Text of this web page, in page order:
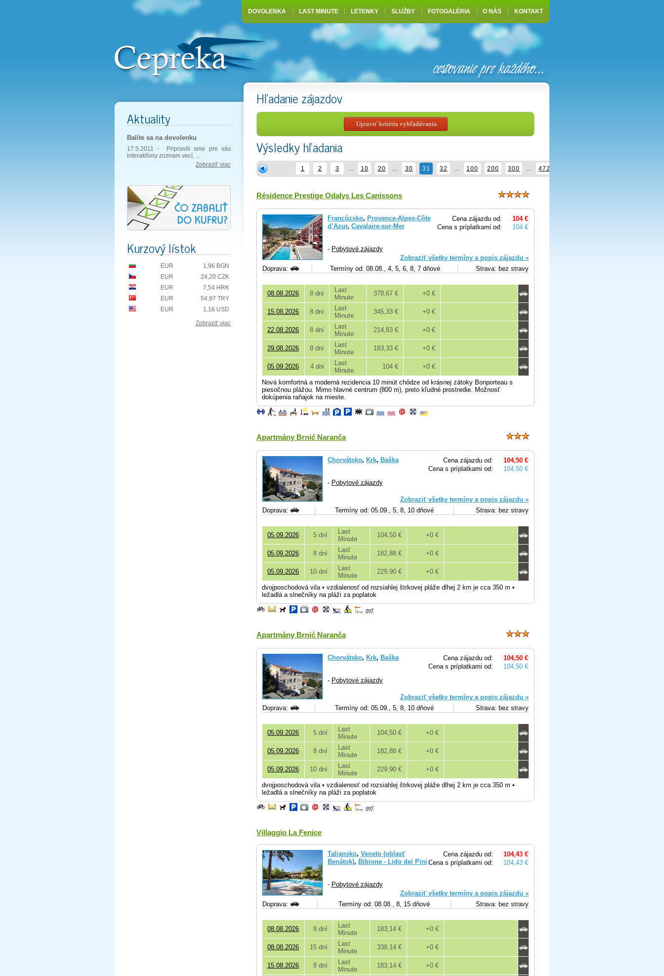
Hľadanie zájazdov
Výsledky hľadania
1 2 3 10 20 30 31 32 100 200 300 472
Résidence Prestige Odalys Les Canissons
Cena zájazdu od:
104 €
Cena s príplatkami od:
104 €
Francúzsko, Provence-Alpes-Côte
d’Azur, Cavalaire-sur-Mer
- Pobytové zájazdy
Zobraziť všetky termíny a popis zájazdu »
Doprava:
Termíny od: 08.08., 4, 5, 6, 8, 7 dňové Strava: bez stravy
08.08.2026 8 dní
Last
Minute
378,67 € +0 €
15.08.2026 8 dní
Last
Minute
345,33 € +0 €
22.08.2026 8 dní
Last
Minute
214,83 € +0 €
29.08.2026 8 dní
Last
Minute
183,33 € +0 €
05.09.2026 4 dni
Last
Minute
104 € +0 €
Nová komfortná a moderná rezidencia 10 minút chôdze od krásnej zátoky Bonporteau s
piesočnou plážou. Mimo hlavné centrum (800 m), preto kľudné prostredie. Možnosť
dokúpenia raňajok na mieste.
Apartmány Brnić Naranča
Cena zájazdu od:
104,50 €
Cena s príplatkami od:
104,50 €
Chorvátsko, Krk, Baška
- Pobytové zájazdy
Zobraziť všetky termíny a popis zájazdu »
Doprava:
Termíny od: 05.09., 5, 8, 10 dňové Strava: bez stravy
05.09.2026 5 dní
Last
Minute
104,50 € +0 €
05.09.2026 8 dní
Last
Minute
182,88 € +0 €
05.09.2026 10 dní
Last
Minute
229,90 € +0 €
dvojposchodová vila • vzdialenosť od rozsiahlej štrkovej pláže dlhej 2 km je cca 350 m •
ležadlá a slnečníky na pláži za poplatok
Apartmány Brnić Naranča
Cena zájazdu od:
104,50 €
Cena s príplatkami od:
104,50 €
Chorvátsko, Krk, Baška
- Pobytové zájazdy
Zobraziť všetky termíny a popis zájazdu »
Doprava:
Termíny od: 05.09., 5, 8, 10 dňové Strava: bez stravy
05.09.2026 5 dní
Last
Minute
104,50 € +0 €
05.09.2026 8 dní
Last
Minute
182,88 € +0 €
05.09.2026 10 dní
Last
Minute
229,90 € +0 €
dvojposchodová vila • vzdialenosť od rozsiahlej štrkovej pláže dlhej 2 km je cca 350 m •
ležadlá a slnečníky na pláži za poplatok
Villaggio La Fenice
Cena zájazdu od:
104,43 €
Cena s príplatkami od:
104,43 €
Taliansko, Veneto (oblasť
Benátok), Bibione - Lido dei Pini
- Pobytové zájazdy
Zobraziť všetky termíny a popis zájazdu »
Doprava:
Termíny od: 08.08., 8, 15 dňové Strava: bez stravy
08.08.2026 8 dní
Last
Minute
183,14 € +0 €
08.08.2026 15 dní
Last
Minute
338,14 € +0 €
15.08.2026 8 dní
Last
Minute
183,14 € +0 €
Aktuality
Balíte sa na dovolenku
17.5.2011 - Pripravili sme pre vás
interaktívny zoznam vecí, ...
Zobraziť viac
Kurzový lístok
EUR
1,96 BGN
EUR
24,20 CZK
EUR
7,54 HRK
EUR
54,97 TRY
EUR
1,16 USD
Zobraziť viac
DOVOLENKA LAST MINUTE LETENKY SLUŽBY FOTOGALÉRIA O NÁS KONTAKT